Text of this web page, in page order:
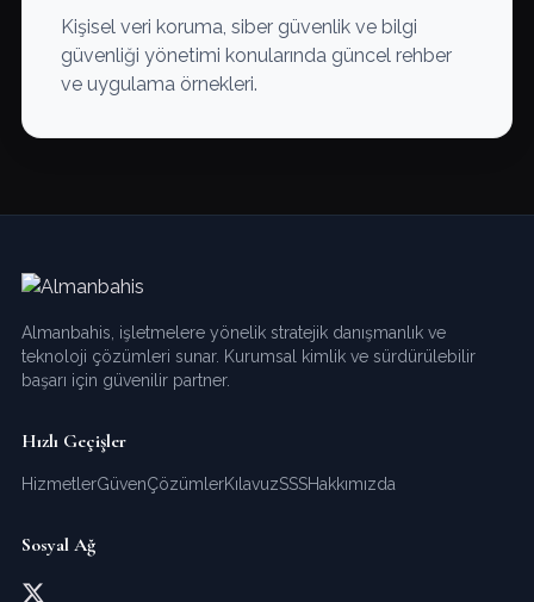
Kişisel veri koruma, siber güvenlik ve bilgi
güvenliği yönetimi konularında güncel rehber
ve uygulama örnekleri.
Almanbahis, işletmelere yönelik stratejik danışmanlık ve
teknoloji çözümleri sunar. Kurumsal kimlik ve sürdürülebilir
başarı için güvenilir partner.
Hızlı Geçişler
HizmetlerGüvenÇözümlerKılavuzSSSHakkımızda
Sosyal Ağ